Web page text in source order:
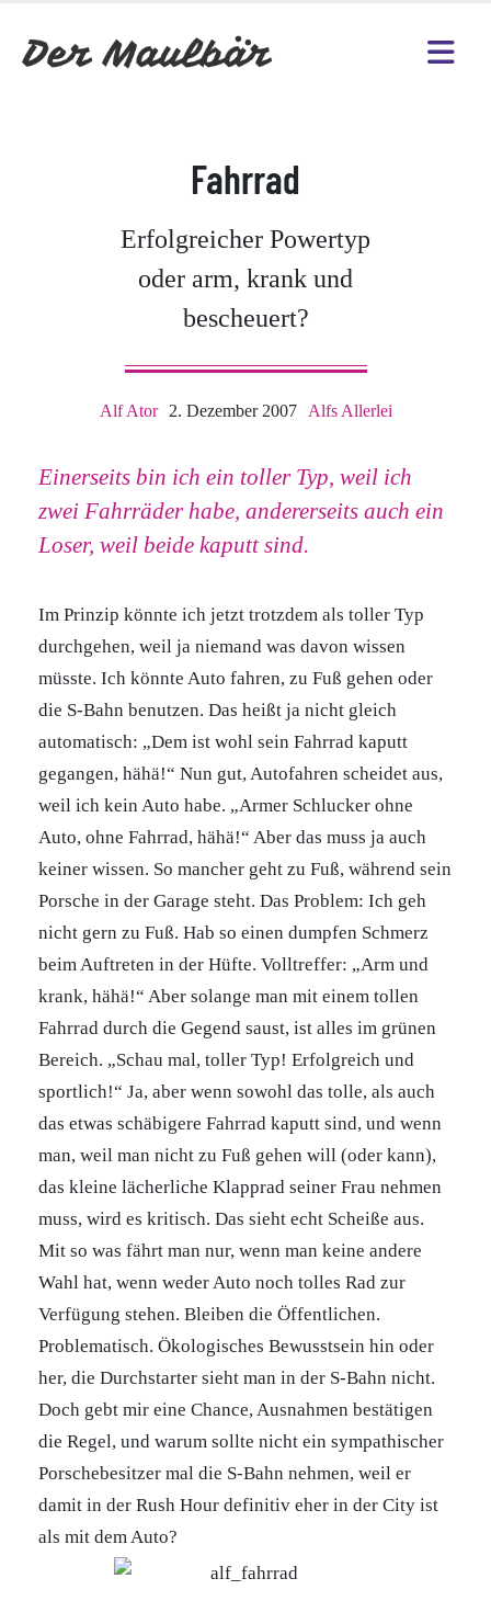
Fahrrad
Erfolgreicher Powertyp
oder arm, krank und
bescheuert?
Alf Ator 2. Dezember 2007 Alfs Allerlei
Einerseits bin ich ein toller Typ, weil ich
zwei Fahrräder habe, andererseits auch ein
Loser, weil beide kaputt sind.
Im Prinzip könnte ich jetzt trotzdem als toller Typ
durchgehen, weil ja niemand was davon wissen
müsste. Ich könnte Auto fahren, zu Fuß gehen oder
die S-Bahn benutzen. Das heißt ja nicht gleich
automatisch: „Dem ist wohl sein Fahrrad kaputt
gegangen, hähä!“ Nun gut, Autofahren scheidet aus,
weil ich kein Auto habe. „Armer Schlucker ohne
Auto, ohne Fahrrad, hähä!“ Aber das muss ja auch
keiner wissen. So mancher geht zu Fuß, während sein
Porsche in der Garage steht. Das Problem: Ich geh
nicht gern zu Fuß. Hab so einen dumpfen Schmerz
beim Auftreten in der Hüfte. Volltreffer: „Arm und
krank, hähä!“ Aber solange man mit einem tollen
Fahrrad durch die Gegend saust, ist alles im grünen
Bereich. „Schau mal, toller Typ! Erfolgreich und
sportlich!“ Ja, aber wenn sowohl das tolle, als auch
das etwas schäbigere Fahrrad kaputt sind, und wenn
man, weil man nicht zu Fuß gehen will (oder kann),
das kleine lächerliche Klapprad seiner Frau nehmen
muss, wird es kritisch. Das sieht echt Scheiße aus.
Mit so was fährt man nur, wenn man keine andere
Wahl hat, wenn weder Auto noch tolles Rad zur
Verfügung stehen. Bleiben die Öffentlichen.
Problematisch. Ökologisches Bewusstsein hin oder
her, die Durchstarter sieht man in der S-Bahn nicht.
Doch gebt mir eine Chance, Ausnahmen bestätigen
die Regel, und warum sollte nicht ein sympathischer
Porschebesitzer mal die S-Bahn nehmen, weil er
damit in der Rush Hour definitiv eher in der City ist
als mit dem Auto?